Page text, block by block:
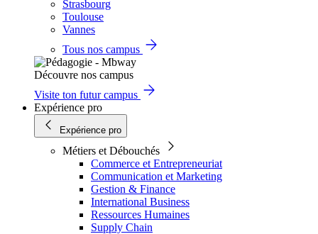
Strasbourg
Toulouse
Vannes
Tous nos campus
Découvre nos campus
Visite ton futur campus
Expérience pro
Expérience pro
Métiers et Débouchés
Commerce et Entrepreneuriat
Communication et Marketing
Gestion & Finance
International Business
Ressources Humaines
Supply Chain